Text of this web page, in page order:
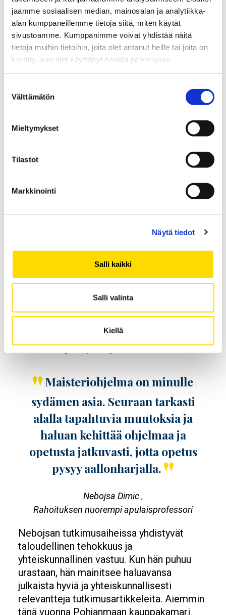
jaamme sosiaalisen median, mainosalan ja analytiikka-
alan kumppaneillemme tietoja siitä, miten käytät
sivustoamme. Kumppanimme voivat yhdistää näitä
tietoja muihin tietoihin, joita olet antanut heille tai joita on
kerätty, kun olet käyttänyt heidän palvelujaan.
valinta
Välttämätön
Mieltymykset
Tilastot
Markkinointi
Näytä tiedot
Salli kaikki
Salli valinta
Kiellä
kestävyyteen. Hän on kiinnostunut myös
innovaatioista liiketalouden koulutuksessa,
kuten monimuotoisuudesta ja muista
sosiaaliseen kestävyyteen liittyvistä
kysymyksistä.
Aušrine on toiminut myös International
Business -kandidaattiohjelman
koulutusohjelmavastaavana ja johtanut
aloitteita. Työssään hän on muun muassa
tunnustusta opetustavastaan.
kohti professuuria ja sen myötä keskityn
kansainvälisiin yhteistyöprojekteihin,
rahoitusta. Hänen kiinnostuksensa
aiheeseen syttyi, kun hänelle annettiin
tehtäväksi luoda maisterivaiheen kurssi
aiheesta. Nebojsa toimii Finance-
koulutusohjelmavastaavana ja muun
muassa ohjaa opinnäytetöitä.
Maisteriohjelma on minulle
sydämen asia. Seuraan tarkasti
alalla tapahtuvia muutoksia ja
haluan kehittää ohjelmaa ja
opetusta jatkuvasti, jotta opetus
pysyy aallonharjalla.
Nebojsa Dimic ,
Rahoituksen nuorempi apulaisprofessori
Nebojsan tutkimusaiheissa yhdistyvät
taloudellinen tehokkuus ja
yhteiskunnallinen vastuu. Kun hän puhuu
urastaan, hän mainitsee haluavansa
julkaista hyviä ja yhteiskunnallisesti
relevantteja tutkimusartikkeleita. Aiemmin
tänä vuonna Pohjanmaan kauppakamari